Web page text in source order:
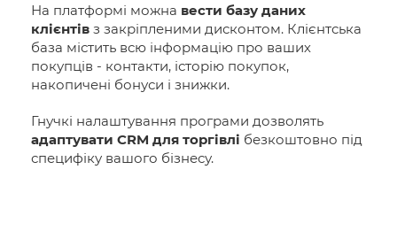
На платформі можна вести базу даних
клієнтів з закріпленими дисконтом. Клієнтська
база містить всю інформацію про ваших
покупців - контакти, історію покупок,
накопичені бонуси і знижки.
Гнучкі налаштування програми дозволять
адаптувати CRM для торгівлі безкоштовно під
специфіку вашого бізнесу.